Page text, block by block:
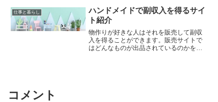
んで税金を支払う」という国民と政府の
間の信頼関係が特徴的と言わ...
仕事と暮らし
ハンドメイドで副収入を得るサイ
ト紹介
物作りが好きな人はそれを販売して副収
入を得ることができます。販売サイトで
はどんなものが出品されているのかを見
コメント